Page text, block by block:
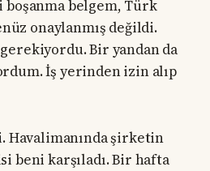
boşanma belgem, Türk
onaylanmış değildi.
Bir yandan da
İş yerinden izin alıp
Havalimanında şirketin
beni karşıladı. Bir hafta